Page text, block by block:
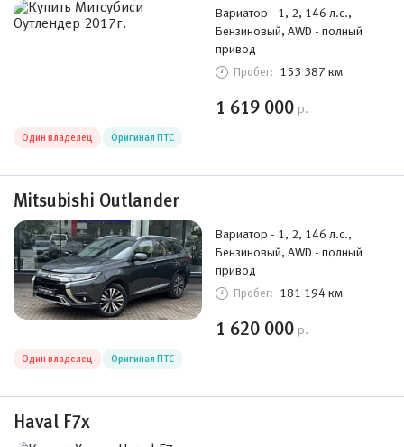
Вариатор - 1, 2, 146 л.с.,
Бензиновый, AWD - полный
привод
Пробег: 153 387 км
1 619 000 р.
Один владелец Оригинал ПТС
Mitsubishi Outlander
Вариатор - 1, 2, 146 л.с.,
Бензиновый, AWD - полный
привод
Пробег: 181 194 км
1 620 000 р.
Один владелец Оригинал ПТС
Haval F7x